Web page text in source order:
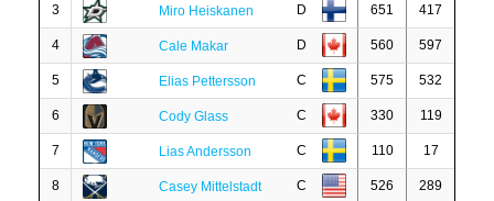
3 Miro Heiskanen D 651 417
4 Cale Makar D 560 597
5 Elias Pettersson C 575 532
6 Cody Glass C 330 119
7 Lias Andersson C 110 17
8 Casey Mittelstadt C 526 289